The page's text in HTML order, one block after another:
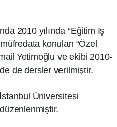
2010 yılında “Eğitim İş
konulan “Özel
Yetimoğlu ve ekibi 2010-
de dersler verilmiştir.
Üniversitesi